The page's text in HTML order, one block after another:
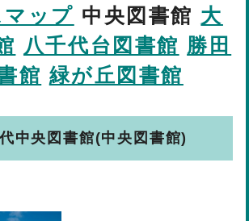
ップ 中央図書館 大
八千代台図書館 勝田
館 緑が丘図書館
中央図書館(中央図書館)